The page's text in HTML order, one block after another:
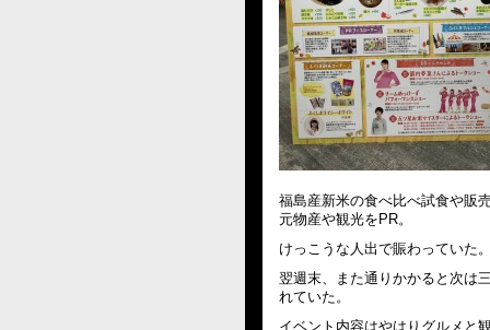
福島産新米の食べ比べ試食や販
元物産や観光をPR。
けっこうな人出で賑わっていた
翌週末、また通りかかると次は
れていた。
イベント内容はやはりグルメと